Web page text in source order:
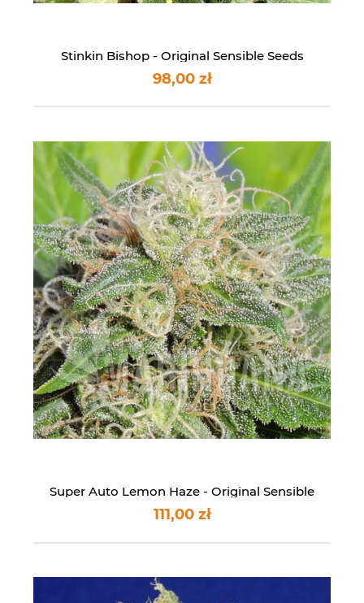
Stinkin Bishop - Original Sensible Seeds
98,00 zł
Super Auto Lemon Haze - Original Sensible
Seeds
111,00 zł